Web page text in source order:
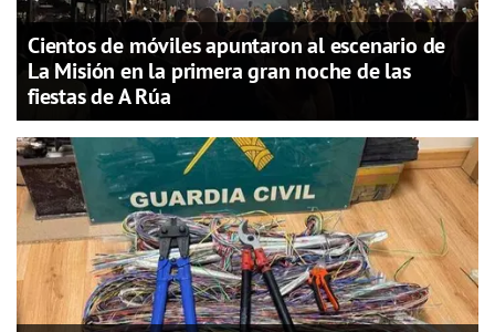
Cientos de móviles apuntaron al escenario de
La Misión en la primera gran noche de las
fiestas de A Rúa